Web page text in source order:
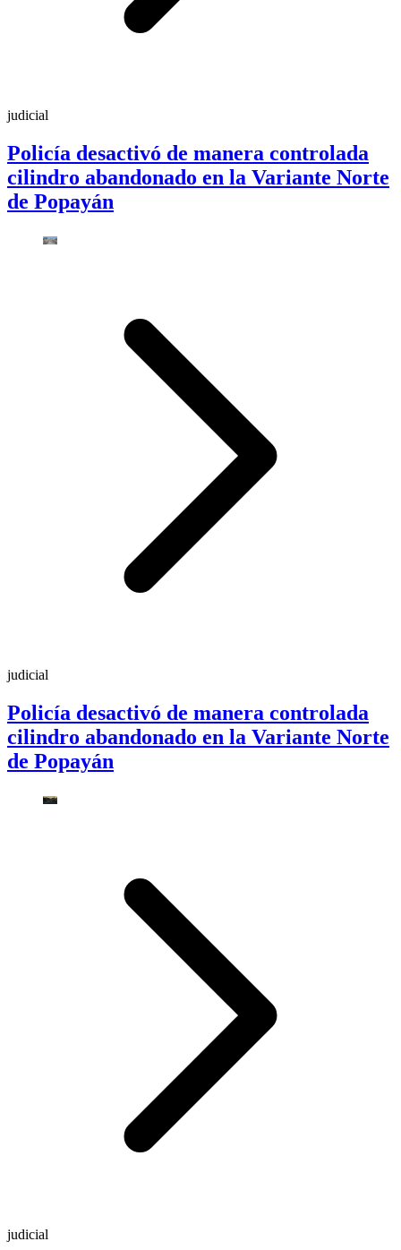
judicial
Policía desactivó de manera controlada
cilindro abandonado en la Variante Norte
de Popayán
judicial
Policía desactivó de manera controlada
cilindro abandonado en la Variante Norte
de Popayán
judicial